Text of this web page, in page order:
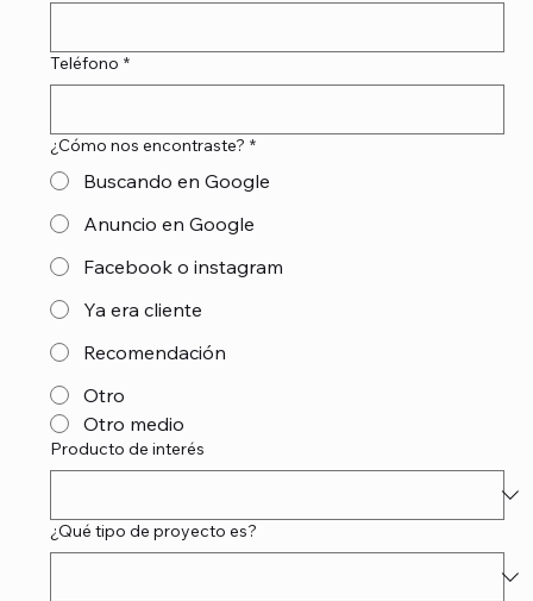
Teléfono *
¿Cómo nos encontraste? *
Buscando en Google
Anuncio en Google
Facebook o instagram
Ya era cliente
Recomendación
Otro
Otro medio
Producto de interés
¿Qué tipo de proyecto es?